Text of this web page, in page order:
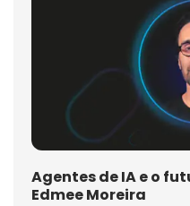
Agentes de IA e o
Edmee Moreira